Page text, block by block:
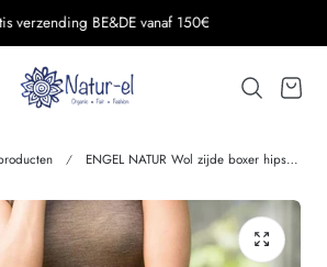
verzending BE&DE vanaf 150€
ENGEL NATUR Wol zijde boxer hipster broekje dames WALNOOT